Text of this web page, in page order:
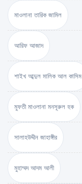
মাওলানা তারিক জামিল
আরিফ আজাদ
শাইখ আব্দুল মালিক আল কাসিম
মুফতী মাওলানা মনসূরুল হক
সালাহউদ্দীন জাহাঙ্গীর
মুহাম্মদ আদম আলী